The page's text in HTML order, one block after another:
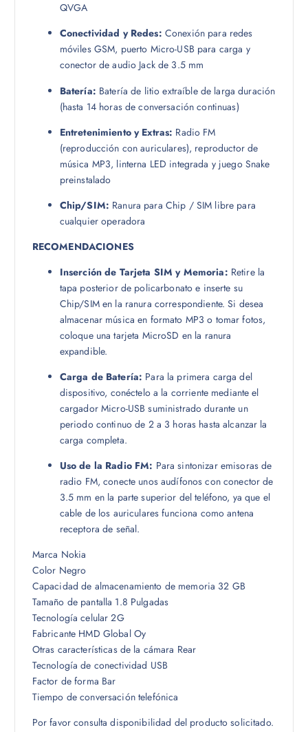
QVGA
Conectividad y Redes: Conexión para redes
móviles GSM, puerto Micro-USB para carga y
conector de audio Jack de 3.5 mm
Batería: Batería de litio extraíble de larga duración
(hasta 14 horas de conversación continuas)
Entretenimiento y Extras: Radio FM
(reproducción con auriculares), reproductor de
música MP3, linterna LED integrada y juego Snake
preinstalado
Chip/SIM: Ranura para Chip / SIM libre para
cualquier operadora
RECOMENDACIONES
Inserción de Tarjeta SIM y Memoria: Retire la
tapa posterior de policarbonato e inserte su
Chip/SIM en la ranura correspondiente. Si desea
almacenar música en formato MP3 o tomar fotos,
coloque una tarjeta MicroSD en la ranura
expandible.
Carga de Batería: Para la primera carga del
dispositivo, conéctelo a la corriente mediante el
cargador Micro-USB suministrado durante un
periodo continuo de 2 a 3 horas hasta alcanzar la
carga completa.
Uso de la Radio FM: Para sintonizar emisoras de
radio FM, conecte unos audífonos con conector de
3.5 mm en la parte superior del teléfono, ya que el
cable de los auriculares funciona como antena
receptora de señal.
Marca Nokia
Color Negro
Capacidad de almacenamiento de memoria 32 GB
Tamaño de pantalla 1.8 Pulgadas
Tecnología celular 2G
Fabricante HMD Global Oy
Otras características de la cámara Rear
Tecnología de conectividad USB
Factor de forma Bar
Tiempo de conversación telefónica
Por favor consulta disponibilidad del producto solicitado.